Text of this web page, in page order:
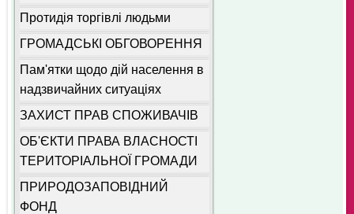
Протидія торгівлі людьми
ГРОМАДСЬКІ ОБГОВОРЕННЯ
Пам'ятки щодо дій населення в
надзвичайних ситуаціях
ЗАХИСТ ПРАВ СПОЖИВАЧІВ
ОБ'ЄКТИ ПРАВА ВЛАСНОСТІ
ТЕРИТОРІАЛЬНОЇ ГРОМАДИ
ПРИРОДОЗАПОВІДНИЙ
ФОНД